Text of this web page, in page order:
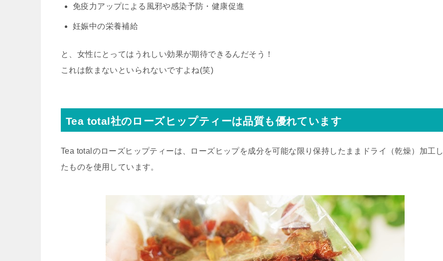
免疫力アップによる風邪や感染予防・健康促進
妊娠中の栄養補給
と、女性にとってはうれしい効果が期待できるんだそう！
これは飲まないといられないですよね(笑)
Tea total社のローズヒップティーは品質も優れています
Tea totalのローズヒップティーは、ローズヒップを成分を可能な限り保持したままドライ（乾燥）加工し
たものを使用しています。